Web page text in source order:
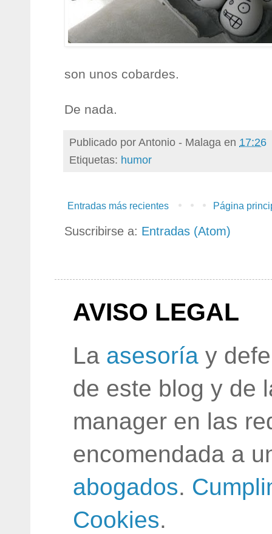
son unos cobardes.
De nada.
Publicado porAntonio - Malaga en 17:26
Etiquetas: humor
Entradas más recientes Página
Suscribirse a: Entradas (Atom)
AVISO LEGAL
La asesoría y
de este blog y de
manager en las
encomendada a
abogados.
Cookies.